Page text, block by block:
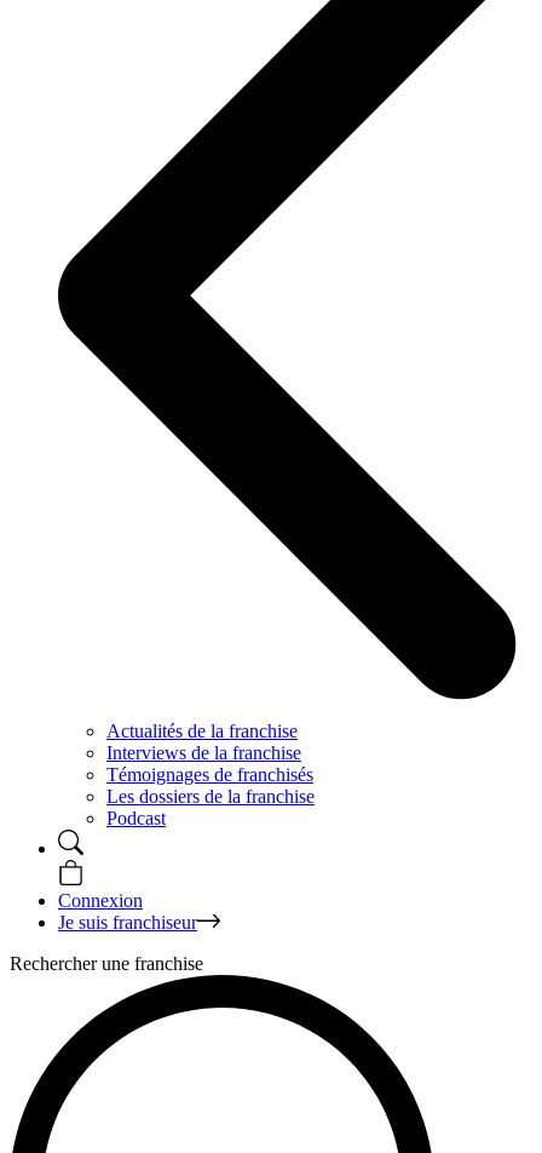
Actualités de la franchise
Interviews de la franchise
Témoignages de franchisés
Les dossiers de la franchise
Podcast
Connexion
Je suis franchiseur
Rechercher une franchise